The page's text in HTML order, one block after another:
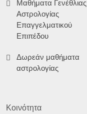
Μαθήματα Γενέθλιας
Αστρολογίας
Επαγγελματικού
Επιπέδου
Δωρεάν μαθήματα
αστρολογίας
Κοινότητα